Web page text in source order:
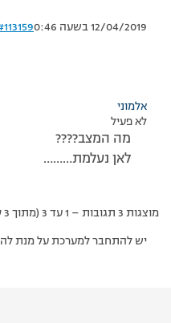
12/04/2019 בשעה 0:46
אלמוני
לא פעיל
מה המצב????
לאן נעלמת………
מוצגות 3 תגובות – 1 עד 3 (מתוך 3 סה״כ)
יש להתחבר למערכת על מנת